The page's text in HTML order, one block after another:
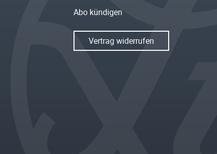
Abo kündigen
Vertrag widerrufen